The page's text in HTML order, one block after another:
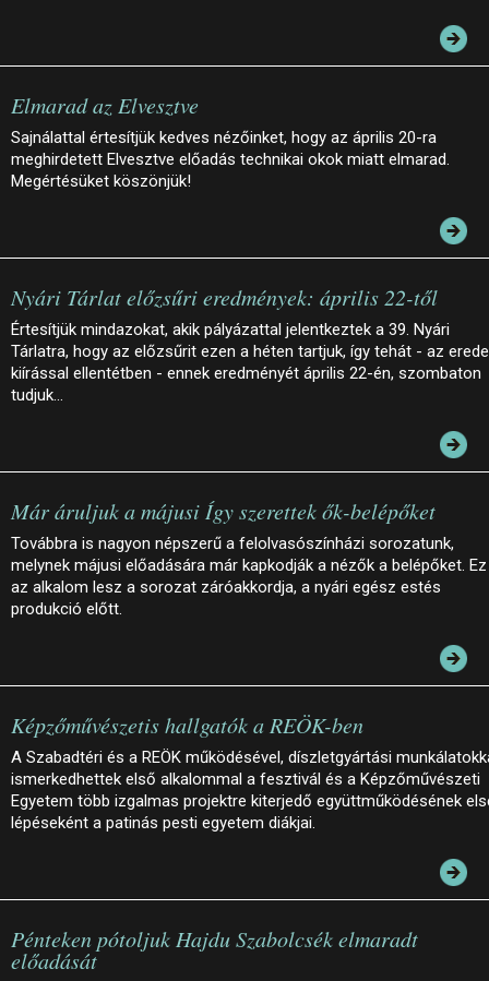
Elmarad az Elvesztve
Sajnálattal értesítjük kedves nézőinket, hogy az április 20-ra
meghirdetett Elvesztve előadás technikai okok miatt elmarad.
Megértésüket köszönjük!
Nyári Tárlat előzsűri eredmények: április 22-től
Értesítjük mindazokat, akik pályázattal jelentkeztek a 39. Nyári
Tárlatra, hogy az előzsűrit ezen a héten tartjuk, így tehát - az
kiírással ellentétben - ennek eredményét április 22-én, szombaton
tudjuk…
Már áruljuk a májusi Így szerettek ők-belépőket
Továbbra is nagyon népszerű a felolvasószínházi sorozatunk,
melynek májusi előadására már kapkodják a nézők a belépőket. Ez
az alkalom lesz a sorozat záróakkordja, a nyári egész estés
produkció előtt.
Képzőművészetis hallgatók a REÖK-ben
A Szabadtéri és a REÖK működésével, díszletgyártási
ismerkedhettek első alkalommal a fesztivál és a Képzőművészeti
Egyetem több izgalmas projektre kiterjedő együttműködésének
lépéseként a patinás pesti egyetem diákjai.
Pénteken pótoljuk Hajdu Szabolcsék elmaradt
előadását